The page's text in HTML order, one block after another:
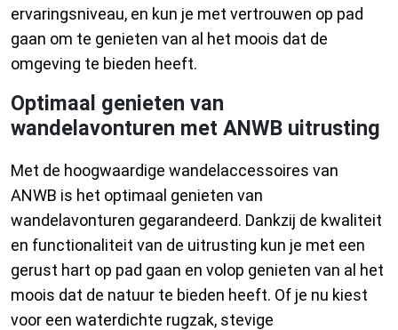
ervaringsniveau, en kun je met vertrouwen op pad
gaan om te genieten van al het moois dat de
omgeving te bieden heeft.
Optimaal genieten van
wandelavonturen met ANWB uitrusting
Met de hoogwaardige wandelaccessoires van
ANWB is het optimaal genieten van
wandelavonturen gegarandeerd. Dankzij de kwaliteit
en functionaliteit van de uitrusting kun je met een
gerust hart op pad gaan en volop genieten van al het
moois dat de natuur te bieden heeft. Of je nu kiest
voor een waterdichte rugzak, stevige